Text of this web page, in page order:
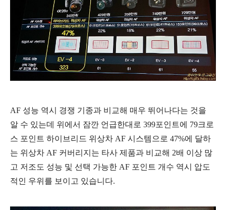
AF 성능 역시 경쟁 기종과 비교해 매우 뛰어나다는 것을
알 수 있는데 위에서 잠깐 언급한대로 399포인트에 79크로
스 포인트 하이브리드 위상차 AF 시스템으로 47%에 달하
는 위상차 AF 커버리지는 타사 제품과 비교해 2배 이상 많
고 저조도 성능 및 선택 가능한 AF 포인트 개수 역시 압도
적인 우위를 보이고 있습니다.